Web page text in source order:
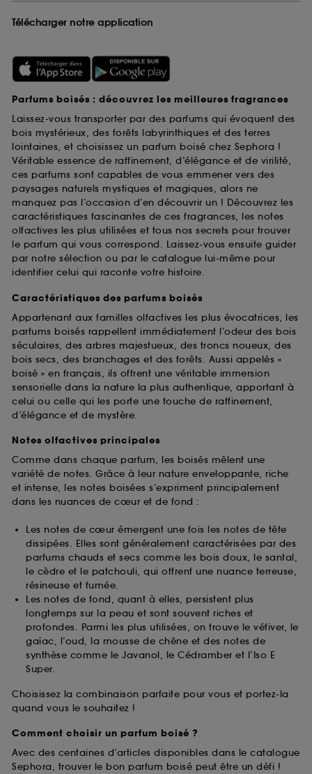
Télécharger notre application
Parfums boisés : découvrez les meilleures fragrances
Laissez-vous transporter par des parfums qui évoquent des
bois mystérieux, des forêts labyrinthiques et des terres
lointaines, et choisissez un parfum boisé chez Sephora !
Véritable essence de raffinement, d’élégance et de virilité,
ces parfums sont capables de vous emmener vers des
paysages naturels mystiques et magiques, alors ne
manquez pas l’occasion d’en découvrir un ! Découvrez les
caractéristiques fascinantes de ces fragrances, les notes
olfactives les plus utilisées et tous nos secrets pour trouver
le parfum qui vous correspond. Laissez-vous ensuite guider
par notre sélection ou par le catalogue lui-même pour
identifier celui qui raconte votre histoire.
Caractéristiques des parfums boisés
Appartenant aux familles olfactives les plus évocatrices, les
parfums boisés rappellent immédiatement l’odeur des bois
séculaires, des arbres majestueux, des troncs noueux, des
bois secs, des branchages et des forêts. Aussi appelés «
boisé » en français, ils offrent une véritable immersion
sensorielle dans la nature la plus authentique, apportant à
celui ou celle qui les porte une touche de raffinement,
d’élégance et de mystère.
Notes olfactives principales
Comme dans chaque parfum, les boisés mêlent une
variété de notes. Grâce à leur nature enveloppante, riche
et intense, les notes boisées s’expriment principalement
dans les nuances de cœur et de fond :
Les notes de cœur émergent une fois les notes de tête
dissipées. Elles sont généralement caractérisées par des
parfums chauds et secs comme les bois doux, le santal,
le cèdre et le patchouli, qui offrent une nuance terreuse,
résineuse et fumée.
Les notes de fond, quant à elles, persistent plus
longtemps sur la peau et sont souvent riches et
profondes. Parmi les plus utilisées, on trouve le vétiver, le
gaïac, l’oud, la mousse de chêne et des notes de
synthèse comme le Javanol, le Cédramber et l’Iso E
Super.
Choisissez la combinaison parfaite pour vous et portez-la
quand vous le souhaitez !
Comment choisir un parfum boisé ?
Avec des centaines d’articles disponibles dans le catalogue
Sephora, trouver le bon parfum boisé peut être un défi !